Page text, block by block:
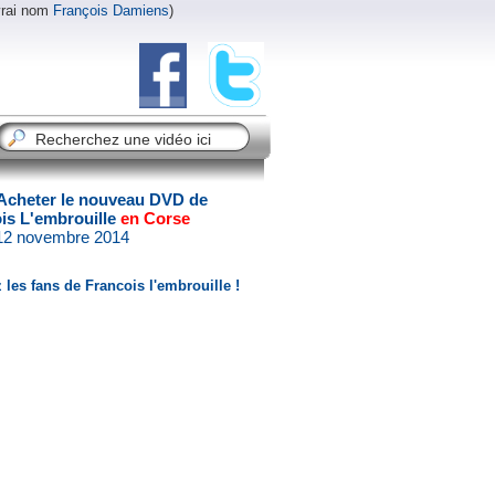
nom François Damiens)
le nouveau DVD de
L'embrouille en Corse
novembre 2014
les fans de Francois l'embrouille !